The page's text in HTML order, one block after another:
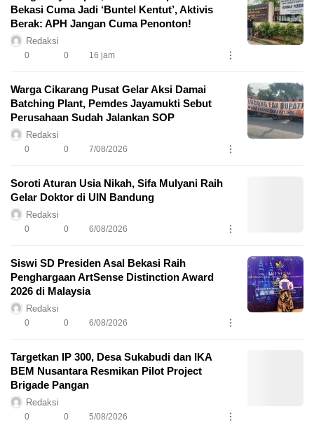
Bekasi Cuma Jadi ‘Buntel Kentut’, Aktivis
Berak: APH Jangan Cuma Penonton!
Redaksi
0 0 16 jam
Warga Cikarang Pusat Gelar Aksi Damai
Batching Plant, Pemdes Jayamukti Sebut
Perusahaan Sudah Jalankan SOP
Redaksi
0 0 7/08/2026
Soroti Aturan Usia Nikah, Sifa Mulyani Raih
Gelar Doktor di UIN Bandung
Redaksi
0 0 6/08/2026
Siswi SD Presiden Asal Bekasi Raih
Penghargaan ArtSense Distinction Award
2026 di Malaysia
Redaksi
0 0 6/08/2026
Targetkan IP 300, Desa Sukabudi dan IKA
BEM Nusantara Resmikan Pilot Project
Brigade Pangan
Redaksi
0 0 5/08/2026